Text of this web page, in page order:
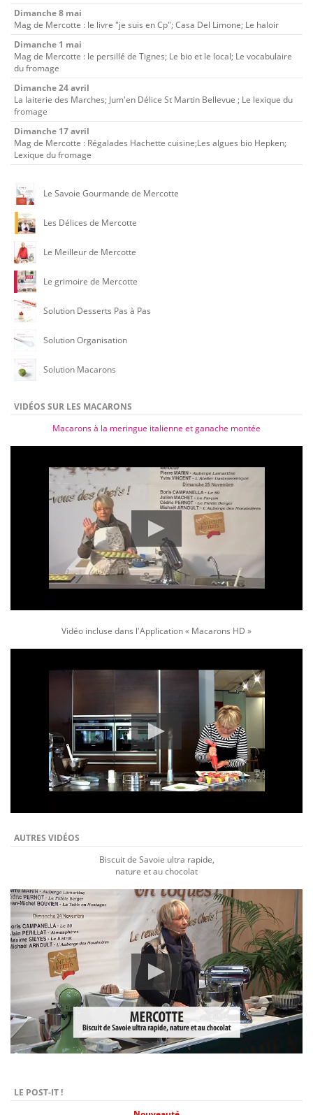
Dimanche 8 mai
Mag de Mercotte : le livre "je suis en Cp"; Casa Del Limone; Le haloir
Dimanche 1 mai
Mag de Mercotte : le persillé de Tignes; Le bio et le local; Le vocabulaire
du fromage
Dimanche 24 avril
La laiterie des Marches; Jum'en Délice St Martin Bellevue ; Le lexique du
fromage
Dimanche 17 avril
Mag de Mercotte : Régalades Hachette cuisine;Les algues bio Hepken;
Lexique du fromage
Le Savoie Gourmande de Mercotte
Les Délices de Mercotte
Le Meilleur de Mercotte
Le grimoire de Mercotte
Solution Desserts Pas à Pas
Solution Organisation
Solution Macarons
VIDÉOS SUR LES MACARONS
Macarons à la meringue italienne et ganache montée
Vidéo incluse dans l'Application « Macarons HD »
AUTRES VIDÉOS
Biscuit de Savoie ultra rapide,
nature et au chocolat
LE POST-IT !